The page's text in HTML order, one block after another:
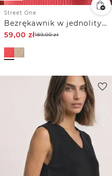
Street One
Bezrękawnik w jednolitym kolorze
59,00 zł189,00zł